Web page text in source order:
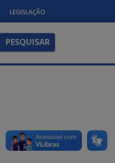
LEGISLAÇÃO